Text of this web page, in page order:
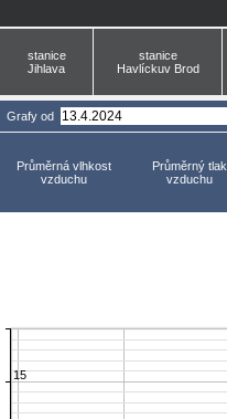
stanice
Jihlava
stanice
Havlíckuv Brod
Grafy od
Průměrná vlhkost
vzduchu
Průměrný tlak
vzduchu
15